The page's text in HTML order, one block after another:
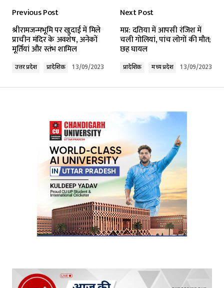
Previous Post
श्रीरामजन्मभूमि पर खुदाई में मिले
प्राचीन मंदिर के अवशेष, अनेकों
मूर्तियां और स्तंभ शामिल
उत्तर प्रदेश प्रादेशिक 13/09/2023
Next Post
मप्र: दतिया में आपसी रंजिश में
चली गोलियां, पांच लोगों की मौत;
छह घायल
प्रादेशिक मध्य प्रदेश 13/09/2023